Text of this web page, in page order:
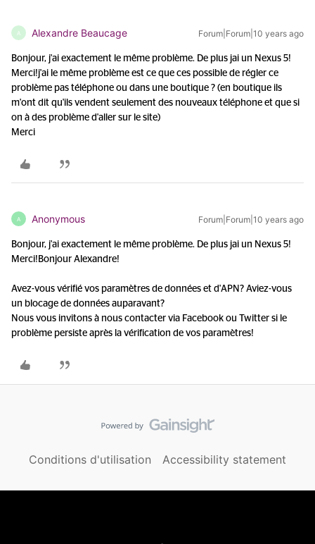
A Alexandre Beaucage Forum|Forum|10 years ago
Bonjour, j'ai exactement le même problème. De plus jai un Nexus 5!
Merci!j'ai le même problème est ce que ces possible de régler ce
problème pas téléphone ou dans une boutique ? (en boutique ils
m'ont dit qu'ils vendent seulement des nouveaux téléphone et que si
on à des problème d'aller sur le site)
Merci
A Anonymous Forum|Forum|10 years ago
Bonjour, j'ai exactement le même problème. De plus jai un Nexus 5!
Merci! Bonjour Alexandre!
Avez-vous vérifié vos paramètres de données et d'APN? Aviez-vous
un blocage de données auparavant?
Nous vous invitons à nous contacter via Facebook ou Twitter si le
problème persiste après la vérification de vos paramètres!
Conditions d'utilisation Accessibility statement